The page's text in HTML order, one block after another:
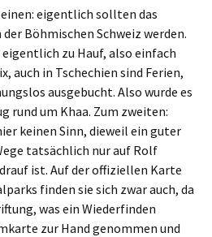
eigentlich sollten das
Böhmischen Schweiz werden.
zu Hauf, also einfach
auch in Tschechien sind Ferien,
ausgebucht. Also wurde es
rund um Khaa. Zum zweiten:
keinen Sinn, dieweil ein guter
tatsächlich nur auf Rolf
ist. Auf der offiziellen Karte
finden sie sich zwar auch, da
was ein Wiederfinden
zur Hand genommen und